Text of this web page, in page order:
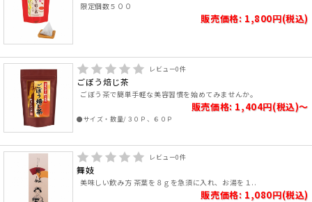
限定個数５００
販売価格: 1,800円(税込)
レビュー0件
ごぼう焙じ茶
ごぼう茶で簡単手軽な美容習慣を始めてみませんか。
販売価格: 1,404円(税込)～
●サイズ・数量/３０Ｐ、６０Ｐ
レビュー0件
舞妓
美味しい飲み方 茶葉を８ｇを急須に入れ、お湯を１..
販売価格: 1,080円(税込)